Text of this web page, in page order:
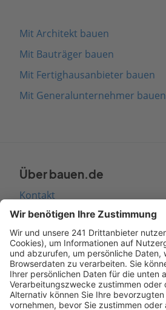
Mit Architekt bauen
Mit Bauträger bauen
Mit Fertighausanbieter bauen
Mit Generalunternehmer bauen
Über bauen.de
Kontakt
Seitenaufbau
Barrierefreiheit
Cookie Einstellungen
Rechtliches